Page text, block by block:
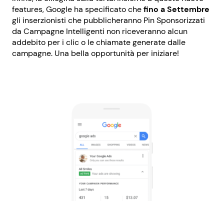
features, Google ha specificato chefino a Settembre
gli inserzionisti che pubblicheranno Pin Sponsorizzati
da Campagne Intelligenti non riceveranno alcun
addebito per i clic o le chiamate generate dalle
campagne. Una bella opportunità per iniziare!